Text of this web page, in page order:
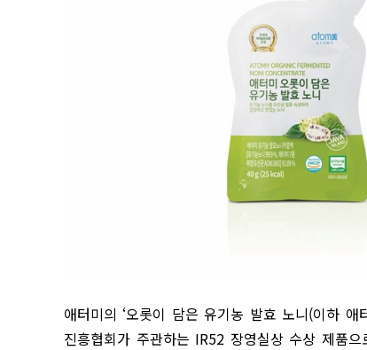
애터미의 ‘오롯이 담은 유기농 발효 노니(이하
진흥협회가 주관하는 IR52 장영실상 수상 제품